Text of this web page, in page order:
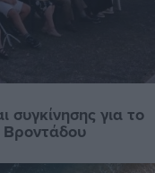
συγκίνησης για το
Βροντάδου